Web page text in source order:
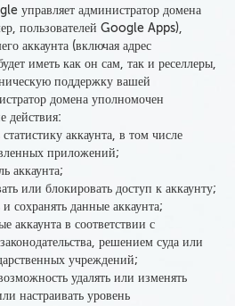
управляет администратор домена
пользователей Google Apps),
аккаунта (включая адрес
иметь как он сам, так и реселлеры,
поддержку вашей
домена уполномочен
действия:
аккаунта, в том числе
приложений;
аккаунта;
или блокировать доступ к аккаунту;
сохранять данные аккаунта;
аккаунта в соответствии с
решением суда или
учреждений;
удалять или изменять
настраивать уровень